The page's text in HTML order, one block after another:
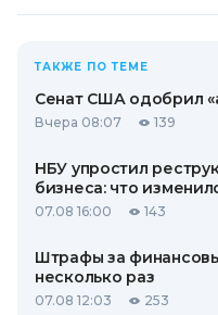
ТАКЖЕ ПО ТЕМЕ
Сенат США одобрил
Вчера 08:07 139
НБУ упростил
бизнеса: что
07.08 16:00 143
Штрафы за
несколько раз
07.08 12:03 253